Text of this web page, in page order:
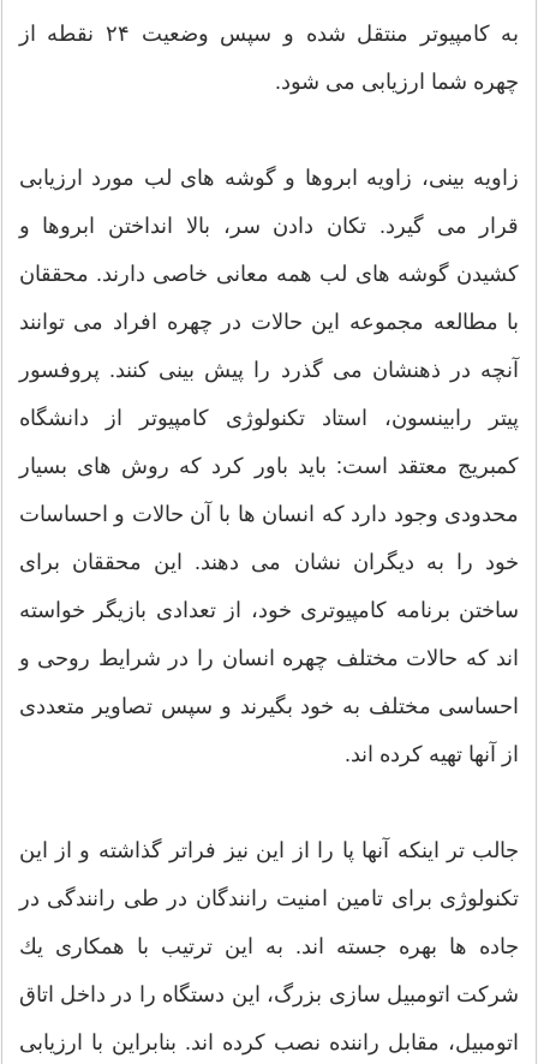
به كامپیوتر منتقل شده و سپس وضعیت ۲۴ نقطه از
چهره شما ارزیابی می شود.
زاویه بینی، زاویه ابروها و گوشه های لب مورد ارزیابی
قرار می گیرد. تكان دادن سر، بالا انداختن ابروها و
كشیدن گوشه های لب همه معانی خاصی دارند. محققان
با مطالعه مجموعه این حالات در چهره افراد می توانند
آنچه در ذهنشان می گذرد را پیش بینی كنند. پروفسور
پیتر رابینسون، استاد تكنولوژی كامپیوتر از دانشگاه
كمبریج معتقد است: باید باور كرد كه روش های بسیار
محدودی وجود دارد كه انسان ها با آن حالات و احساسات
خود را به دیگران نشان می دهند. این محققان برای
ساختن برنامه كامپیوتری خود، از تعدادی بازیگر خواسته
اند كه حالات مختلف چهره انسان را در شرایط روحی و
احساسی مختلف به خود بگیرند و سپس تصاویر متعددی
از آنها تهیه كرده اند.
جالب تر اینكه آنها پا را از این نیز فراتر گذاشته و از این
تكنولوژی برای تامین امنیت رانندگان در طی رانندگی در
جاده ها بهره جسته اند. به این ترتیب با همكاری یك
شركت اتومبیل سازی بزرگ، این دستگاه را در داخل اتاق
اتومبیل، مقابل راننده نصب كرده اند. بنابراین با ارزیابی